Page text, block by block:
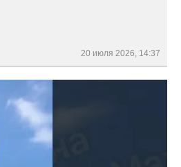
20 июля 2026, 14:37